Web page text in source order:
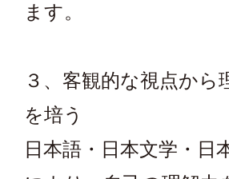
ます。
３、客観的な視点か
を培う
日本語・日本文学・日